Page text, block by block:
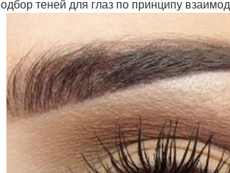
теней для глаз по принципу